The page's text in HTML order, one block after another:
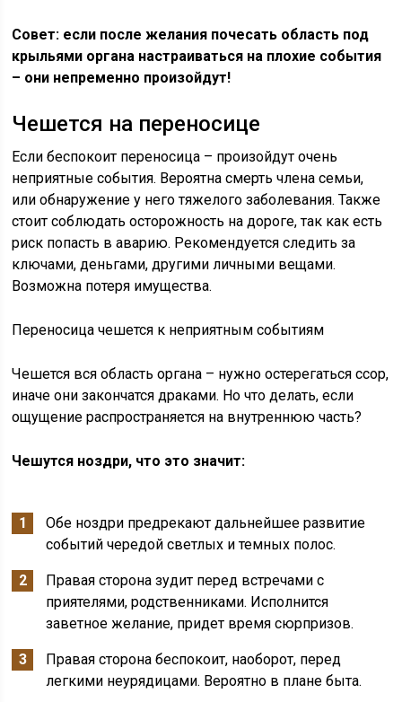
Совет: если после желания почесать область под
крыльями органа настраиваться на плохие события
– они непременно произойдут!
Чешется на переносице
Если беспокоит переносица – произойдут очень
неприятные события. Вероятна смерть члена семьи,
или обнаружение у него тяжелого заболевания. Также
стоит соблюдать осторожность на дороге, так как есть
риск попасть в аварию. Рекомендуется следить за
ключами, деньгами, другими личными вещами.
Возможна потеря имущества.
Переносица чешется к неприятным событиям
Чешется вся область органа – нужно остерегаться ссор,
иначе они закончатся драками. Но что делать, если
ощущение распространяется на внутреннюю часть?
Чешутся ноздри, что это значит:
Обе ноздри предрекают дальнейшее развитие
событий чередой светлых и темных полос.
Правая сторона зудит перед встречами с
приятелями, родственниками. Исполнится
заветное желание, придет время сюрпризов.
Правая сторона беспокоит, наоборот, перед
легкими неурядицами. Вероятно в плане быта.